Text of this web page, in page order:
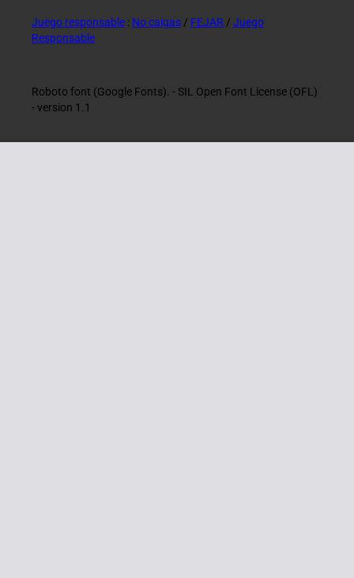
Juego responsable : No caigas / FEJAR / Juego
Responsable
Roboto font (Google Fonts). - SIL Open Font License (OFL)
- version 1.1